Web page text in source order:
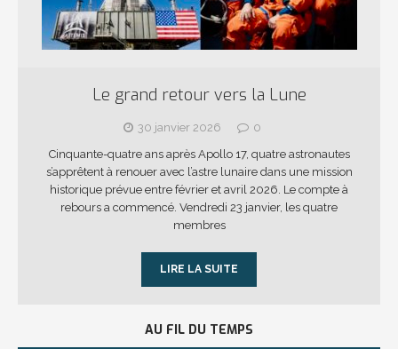
Le grand retour vers la Lune
30 janvier 2026
0
Cinquante-quatre ans après Apollo 17, quatre astronautes
s’apprêtent à renouer avec l’astre lunaire dans une mission
historique prévue entre février et avril 2026. Le compte à
rebours a commencé. Vendredi 23 janvier, les quatre
membres
LIRE LA SUITE
AU FIL DU TEMPS